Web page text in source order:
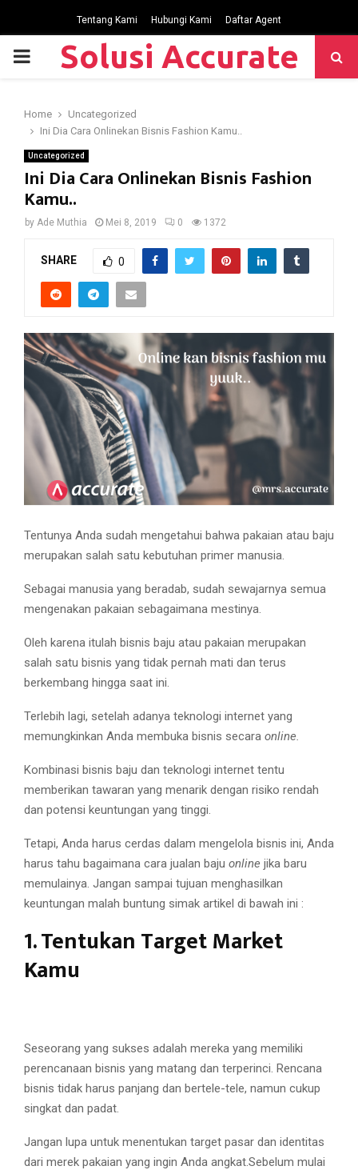
Tentang Kami Hubungi Kami Daftar Agent
P
M
A
M
E
Solusi Accurate
Home
Uncategorized
Ini Dia Cara Onlinekan Bisnis Fashion Kamu..
Uncategorized
Ini Dia Cara Onlinekan Bisnis Fashion
Kamu..
by Ade Muthia Mei 8, 2019 0 1372
SHARE 0
Tentunya Anda sudah mengetahui bahwa pakaian atau baju
merupakan salah satu kebutuhan primer manusia.
Sebagai manusia yang beradab, sudah sewajarnya semua
mengenakan pakaian sebagaimana mestinya.
Oleh karena itulah bisnis baju atau pakaian merupakan
salah satu bisnis yang tidak pernah mati dan terus
berkembang hingga saat ini.
Terlebih lagi, setelah adanya teknologi internet yang
memungkinkan Anda membuka bisnis secara online.
Kombinasi bisnis baju dan teknologi internet tentu
memberikan tawaran yang menarik dengan risiko rendah
dan potensi keuntungan yang tinggi.
Tetapi, Anda harus cerdas dalam mengelola bisnis ini, Anda
harus tahu bagaimana cara jualan baju online jika baru
memulainya. Jangan sampai tujuan menghasilkan
keuntungan malah buntung simak artikel di bawah ini :
1. Tentukan Target Market
Kamu
Seseorang yang sukses adalah mereka yang memiliki
perencanaan bisnis yang matang dan terperinci. Rencana
bisnis tidak harus panjang dan bertele-tele, namun cukup
singkat dan padat.
Jangan lupa untuk menentukan target pasar dan identitas
dari merek pakaian yang ingin Anda angkat.Sebelum mulai